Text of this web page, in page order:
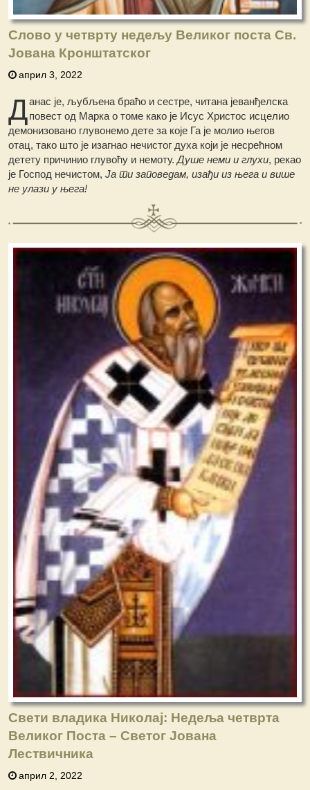
Слово у четврту недељу Великог поста Св.
Јована Кронштатског
април 3, 2022
Данас је, љубљена браћо и сестре, читана јеванђелска
повест од Марка о томе како је Исус Христос исцелио
демонизовано глувонемо дете за које Га је молио његов
отац, тако што је изагнао нечистог духа који је несрећном
детету причинио глувоћу и немоту.Душе неми и глухи, рекао
је Господ нечистом,Ја ти заповедам, изађи из њега и више
не улази у њега!
Свети владика Николај: Недеља четврта
Великог Поста – Свeтог Јована
Лествичника
април 2, 2022